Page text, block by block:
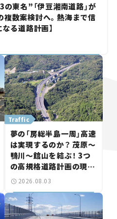
東名”「伊豆湘南道路」が
複数案検討へ。熱海まで信
る道路計画】
Traffic
夢の「房総半島一周」高速
は実現するのか？ 茂原～
鴨川～館山を結ぶ！ 3つ
の高規格道路計画の現
状。「館山鴨川道路」で検
路計画】
2026.08.03